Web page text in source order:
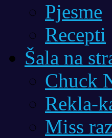
Pjesme
Recepti
Šala na
Chuck
Rekla-
Miss